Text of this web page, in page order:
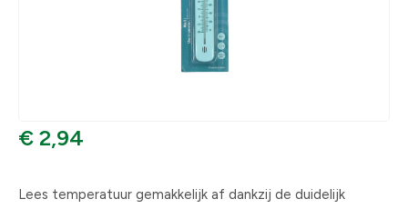
€ 2,94
Lees temperatuur gemakkelijk af dankzij de duidelijk